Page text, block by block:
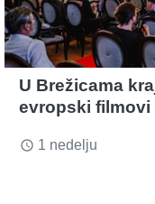
U Brežicama
evropski filmovi
access_time 1 nedelju